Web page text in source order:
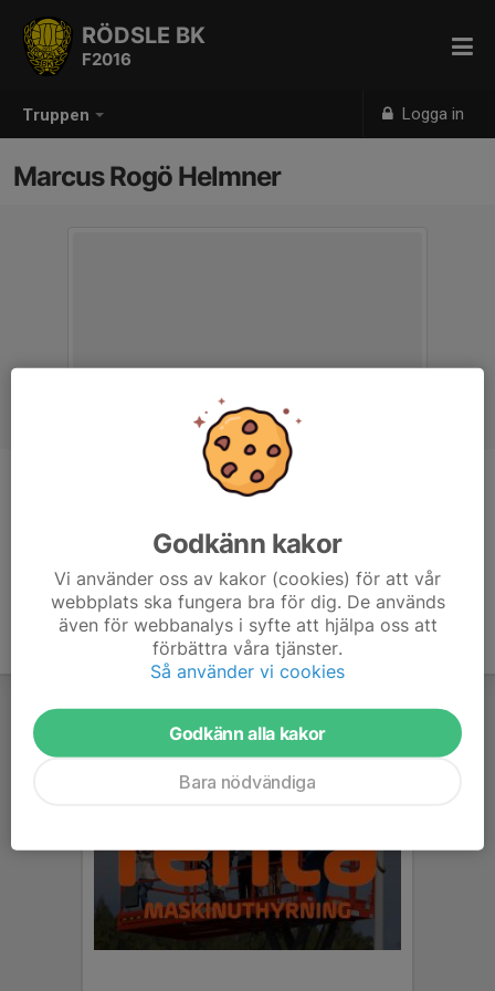
Truppen Logga in
RÖDSLE BK
F2016
Marcus Rogö Helmner
Ledare
Godkänn kakor
Vi använder oss av kakor (cookies) för att vår
webbplats ska fungera bra för dig. De används
även för webbanalys i syfte att hjälpa oss att
förbättra våra tjänster.
Så använder vi cookies
Godkänn alla kakor
Bara nödvändiga